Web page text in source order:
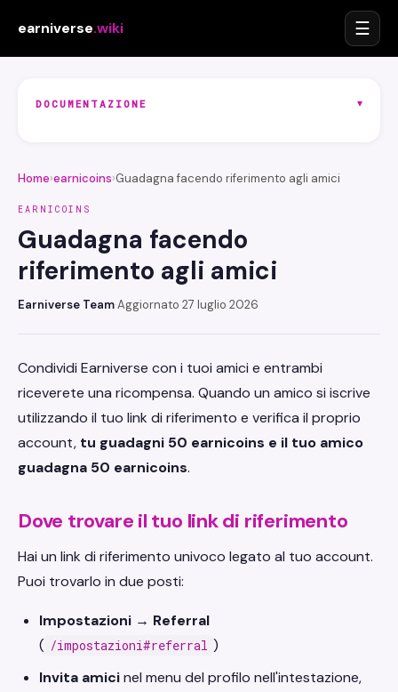
earniverse.wiki ☰
DOCUMENTAZIONE ▾
Home›earnicoins›Guadagna facendo riferimento agli amici
EARNICOINS
Guadagna facendo
riferimento agli amici
Earniverse Team·Aggiornato 27 luglio 2026
Condividi Earniverse con i tuoi amici e entrambi
riceverete una ricompensa. Quando un amico si iscrive
utilizzando il tuo link di riferimento e verifica il proprio
account, tu guadagni 50 earnicoins e il tuo amico
guadagna 50 earnicoins.
Dove trovare il tuo link di riferimento
Hai un link di riferimento univoco legato al tuo account.
Puoi trovarlo in due posti:
Impostazioni → Referral
( /impostazioni#referral )
Invita amicinel menu del profilo nell'intestazione,